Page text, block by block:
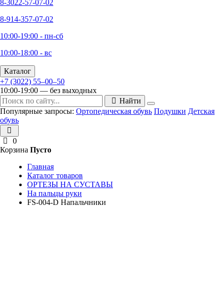
8-3022-57-07-02
8-914-357-07-02
10:00-19:00 - пн-сб
10:00-18:00 - вс
Каталог
+7 (3022) 55‒00‒50
10:00-19:00 — без выходных
Найти
Популярные запросы: Ортопедическая обувь Подушки Детская
обувь
0
Корзина Пусто
Главная
Каталог товаров
ОРТЕЗЫ НА СУСТАВЫ
На пальцы руки
FS-004-D Напальчники